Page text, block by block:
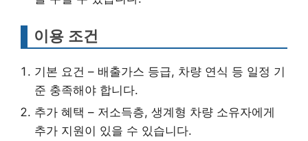
이용 조건
기본 요건 – 배출가스 등급, 차량 연식 등 일정 기
준 충족해야 합니다.
추가 혜택 – 저소득층, 생계형 차량 소유자에게
추가 지원이 있을 수 있습니다.